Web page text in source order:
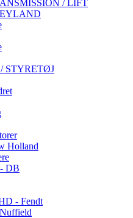
/ LIFT
STYRETØJ
Holland
DB
- Fendt